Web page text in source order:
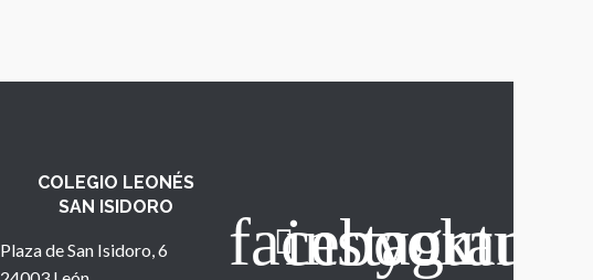
COLEGIO LEONÉS
SAN ISIDORO
Plaza de San Isidoro, 6